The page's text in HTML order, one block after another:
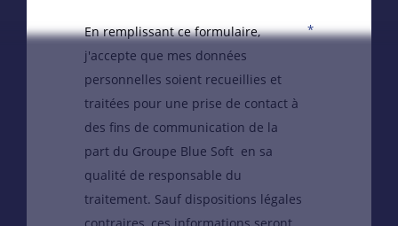
En remplissant ce formulaire,
j'accepte que mes données
personnelles soient recueillies et
traitées pour une prise de contact à
des fins de communication de la
part du Groupe Blue Soft en sa
qualité de responsable du
traitement. Sauf dispositions légales
*